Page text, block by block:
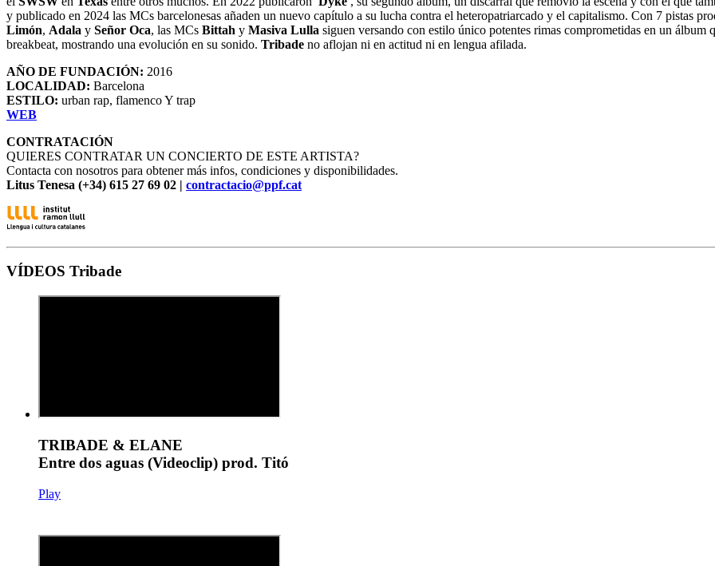
y publicado en 2024 las MCs barcelonesas añaden un nuevo capítulo a su lucha contra el heteropatriarcado y el capitalismo. Con 7 pistas
Limón, Adala y Señor Oca, las MCs Bittah y Masiva Lulla siguen versando con estilo único potentes rimas comprometidas en un
breakbeat, mostrando una evolución en su sonido. Tribade no aflojan ni en actitud ni en lengua afilada.
AÑO DE FUNDACIÓN: 2016
LOCALIDAD: Barcelona
ESTILO: urban rap, flamenco Y trap
WEB
CONTRATACIÓN
QUIERES CONTRATAR UN CONCIERTO DE ESTE ARTISTA?
Contacta con nosotros para obtener más infos, condiciones y disponibilidades.
Litus Tenesa (+34) 615 27 69 02 | contractacio@ppf.cat
VÍDEOS Tribade
TRIBADE & ELANE
Entre dos aguas (Videoclip) prod. Titó
Play